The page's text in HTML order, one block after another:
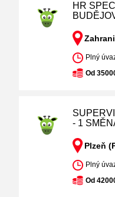
HR
Plný
Od
- 1
Plzeň
Plný
Od